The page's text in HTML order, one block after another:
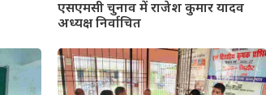
एसएमसी चुनाव में राजेश कुमार यादव
अध्यक्ष निर्वाचित